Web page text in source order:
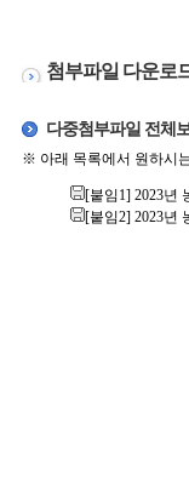
첨부파일 다운로
다중첨부파일 전체
※ 아래 목록에서 원하시
[붙임1] 2023년
[붙임2] 2023년